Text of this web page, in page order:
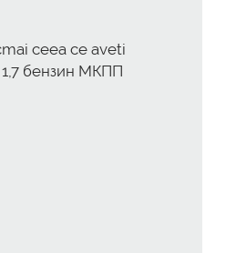
ceea ce aveti
бензин МКПП